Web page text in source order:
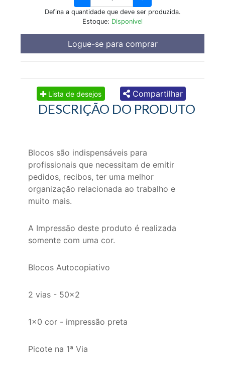
Defina a quantidade que deve ser produzida.
Estoque: Disponível
Logue-se para comprar
Lista de desejos Compartilhar
DESCRIÇÃO DO PRODUTO
Blocos são indispensáveis para
profissionais que necessitam de emitir
pedidos, recibos, ter uma melhor
organização relacionada ao trabalho e
muito mais.
A Impressão deste produto é realizada
somente com uma cor.
Blocos Autocopiativo
2 vias - 50x2
1x0 cor - impressão preta
Picote na 1ª Via